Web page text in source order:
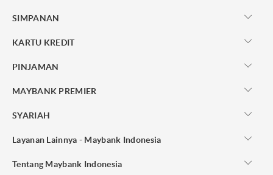
SIMPANAN
KARTU KREDIT
PINJAMAN
MAYBANK PREMIER
SYARIAH
Layanan Lainnya - Maybank Indonesia
Tentang Maybank Indonesia